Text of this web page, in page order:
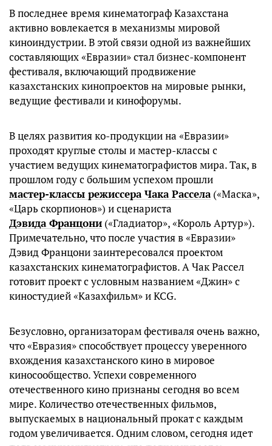
В последнее время кинематограф Казахстана
активно вовлекается в механизмы мировой
киноиндустрии. В этой связи одной из важнейших
составляющих «Евразии» стал бизнес-компонент
фестиваля, включающий продвижение
казахстанских кинопроектов на мировые рынки,
ведущие фестивали и кинофорумы.
В целях развития ко-продукции на «Евразии»
проходят круглые столы и мастер-классы с
участием ведущих кинематографистов мира. Так, в
прошлом году с большим успехом прошли
мастер-классы режиссера Чака Рассела(«Маска»,
«Царь скорпионов») и сценариста
Дэвида Францони («Гладиатор», «Король Артур»).
Примечательно, что после участия в «Евразии»
Дэвид Францони заинтересовался проектом
казахстанских кинематографистов. А Чак Рассел
готовит проект с условным названием «Джин» с
киностудией «Казахфильм» и KCG.
Безусловно, организаторам фестиваля очень важно,
что «Евразия» способствует процессу уверенного
вхождения казахстанского кино в мировое
киносообщество. Успехи современного
отечественного кино признаны сегодня во всем
мире. Количество отечественных фильмов,
выпускаемых в национальный прокат с каждым
годом увеличивается. Одним словом, сегодня идет